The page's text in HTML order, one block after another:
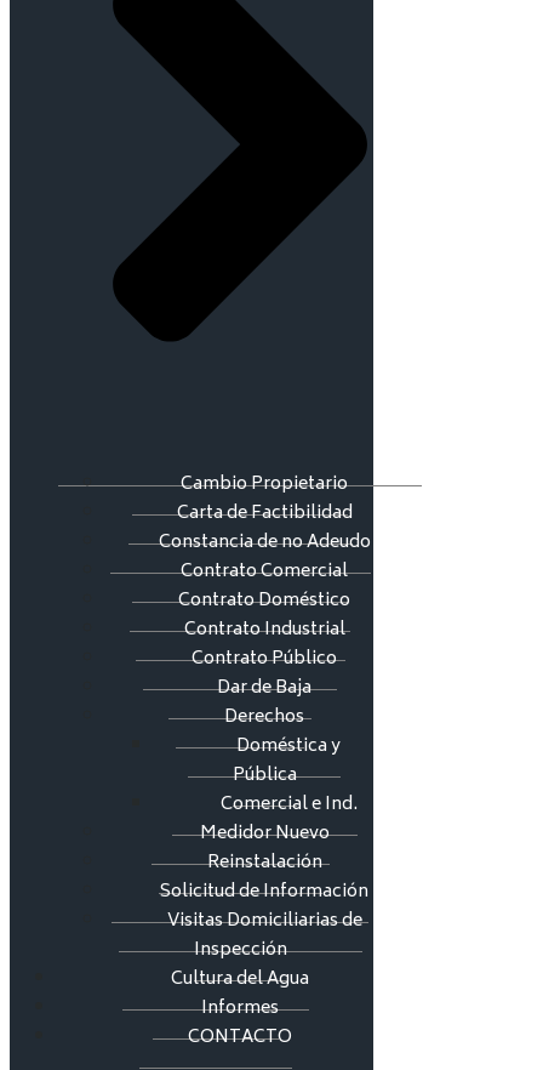
Cambio Propietario
Carta de Factibilidad
Constancia de no Adeudo
Contrato Comercial
Contrato Doméstico
Contrato Industrial
Contrato Público
Dar de Baja
Derechos
Doméstica y
Pública
Comercial e Ind.
Medidor Nuevo
Reinstalación
Solicitud de Información
Visitas Domiciliarias de
Inspección
Cultura del Agua
Informes
CONTACTO